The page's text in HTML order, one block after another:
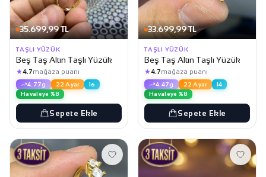
35.699,99 TL
TAŞLI YÜZÜK
Beş Taş Altın Taşlı Yüzük
★4.7mağaza puanı
4.77g 22 Ayar
16
Havaleye %8
Sepete Ekle
33.699,99 TL
TAŞLI YÜZÜK
Beş Taş Altın Taşlı Yüzük
★4.7mağaza puanı
4.47g 22 Ayar
14
Havaleye %8
Sepete Ekle